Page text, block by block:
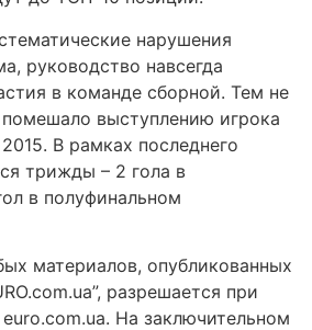
нарушения
руководство навсегда
в команде сборной. Тем не
помешало выступлению игрока
В рамках последнего
трижды – 2 гола в
в полуфинальном
материалов, опубликованных
разрешается при
На заключительном